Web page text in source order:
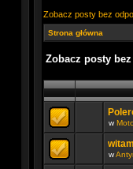
Zobacz posty bez
Strona główna
Zobacz posty
w
w